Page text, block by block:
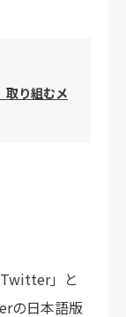
取り組むメ
Twitter」と
の日本語版